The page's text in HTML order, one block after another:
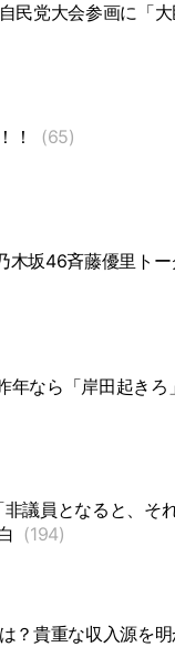
民党大会参画に「
！ (65)
坂46斉藤優里トー
年なら「岸田起きろ」
非議員となると、そ
(194)
？貴重な収入源を